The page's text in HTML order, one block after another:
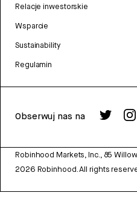
Relacje inwestorskie
Wsparcie
Sustainability
Regulamin
Obserwuj nas na
Robinhood Markets, Inc., 85
2026 Robinhood. All rights